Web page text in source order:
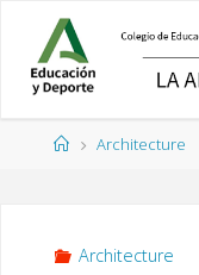
contenido
PáginaArchitecture
Architecture